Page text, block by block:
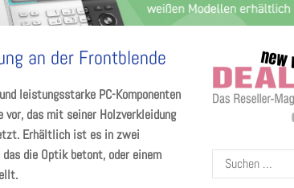
an der Frontblende
leistungsstarke PC-Komponenten
vor, das mit seiner Holzverkleidung
Erhältlich ist es in zwei
die Optik betont, oder einem
Suchen
nach: